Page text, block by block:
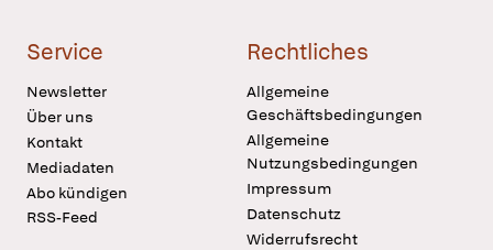
Service
Newsletter
Über uns
Kontakt
Mediadaten
Abo kündigen
RSS-Feed
Rechtliches
Allgemeine
Geschäftsbedingungen
Allgemeine
Nutzungsbedingungen
Impressum
Datenschutz
Widerrufsrecht